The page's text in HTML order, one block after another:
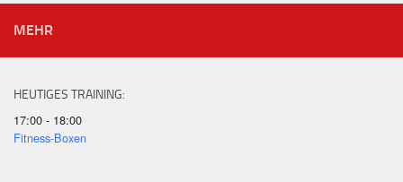
MEHR
HEUTIGES TRAINING:
17:00 - 18:00
Fitness-Boxen